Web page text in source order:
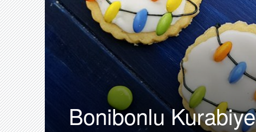
Bonibonlu Kurabiye